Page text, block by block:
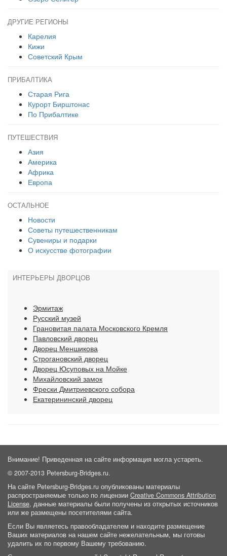
ДРУГИЕ РЕГИОНЫ
Карелия
Кижи
Советский Крым
ПРИБАЛТИКА
Старая Рига
Курорт Бирштонас
По Прибалтике
ПУТЕШЕСТВИЯ
Азия
Америка
Африка
Европа
ОСТАЛЬНОЕ
Новости
Советы путешественникам
Сувениры и подарки
О искусстве фотографии
ИНТЕРЬЕРЫ ДВОРЦОВ
Эрмитаж
Русский музей
Грановитая палата Московского Кремля
Павловский дворец
Дворец Меншикова
Строгановский дворец
Дворец Юсуповых на Мойке
Михайловский замок
Фрески Дмитриевского собора
Екатерининский дворец
Внимание! Приведенная на сайте информация могла устареть.
© 2007-2013 Petersburg-Bridges.ru.
На сайте Petersburg-Bridges.ru опубликованы материалы
распространяемые только по лицензии Creative Commons Attribution
License, данные материалы были получены из открытых источников
или же размещены посетителями сайта.
Если Вы являетесь правообладателем и находите размещение
Ваших материалов на нашем сайте нежелательным, мы готовы
удалить их по первому Вашему требованию.